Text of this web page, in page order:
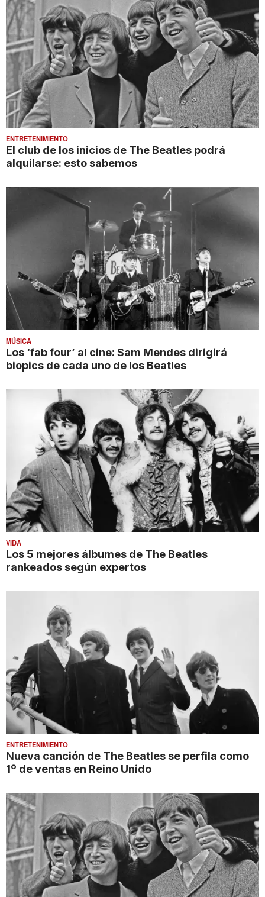
ENTRETENIMIENTO
El club de los inicios de The Beatles podrá
alquilarse: esto sabemos
MÚSICA
Los ‘fab four’ al cine: Sam Mendes dirigirá
biopics de cada uno de los Beatles
VIDA
Los 5 mejores álbumes de The Beatles
rankeados según expertos
ENTRETENIMIENTO
Nueva canción de The Beatles se perfila como
1º de ventas en Reino Unido